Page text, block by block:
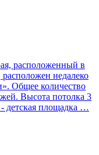
расположенный в
недалеко
Общее количество
Высота потолка 3
детская площадка …